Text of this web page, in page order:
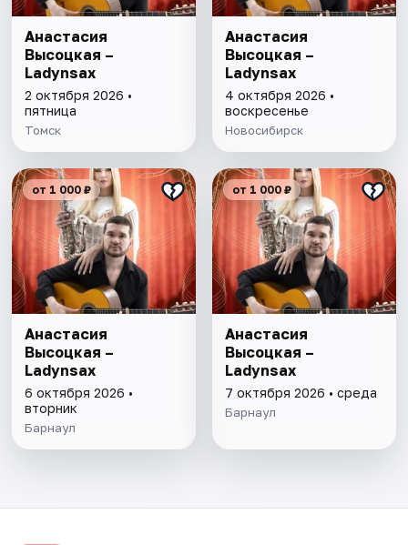
Анастасия
Высоцкая –
Ladynsax
2 октября 2026 •
пятница
Томск
Анастасия
Высоцкая –
Ladynsax
4 октября 2026 •
воскресенье
Новосибирск
от 1 000 ₽
Анастасия
Высоцкая –
Ladynsax
6 октября 2026 •
вторник
Барнаул
от 1 000 ₽
Анастасия
Высоцкая –
Ladynsax
7 октября 2026 • среда
Барнаул